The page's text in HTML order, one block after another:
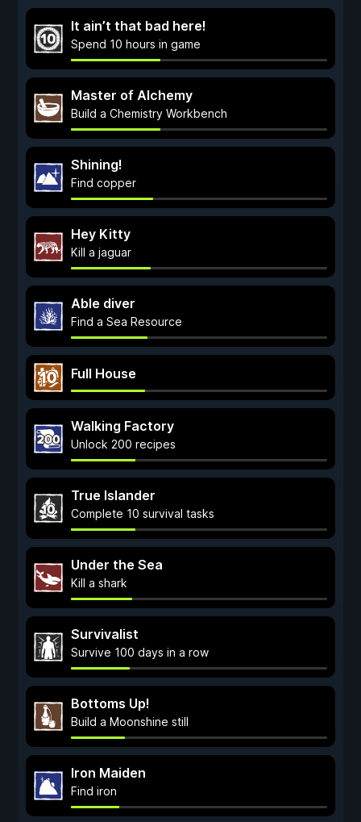
It ain’t that bad here!
Spend 10 hours in game
Master of Alchemy
Build a Chemistry Workbench
Shining!
Find copper
Hey Kitty
Kill a jaguar
Able diver
Find a Sea Resource
Full House
Walking Factory
Unlock 200 recipes
True Islander
Complete 10 survival tasks
Under the Sea
Kill a shark
Survivalist
Survive 100 days in a row
Bottoms Up!
Build a Moonshine still
Iron Maiden
Find iron